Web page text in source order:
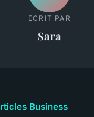
ECRIT PAR
Sara
Business